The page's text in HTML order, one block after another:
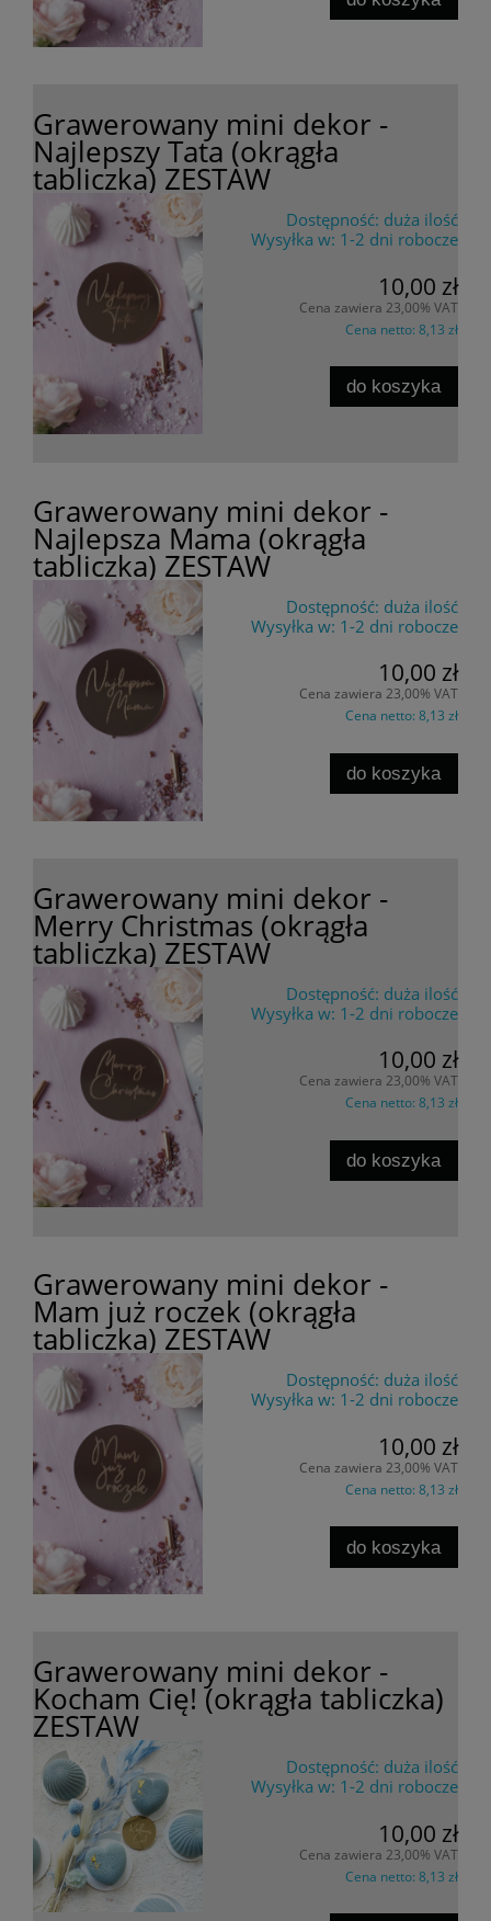
Grawerowany mini dekor -
Najlepszy Tata (okrągła
tabliczka) ZESTAW
Dostępność: duża ilość
Wysyłka w: 1-2 dni robocze
10,00 zł
Cena zawiera 23,00% VAT
Cena netto: 8,13 zł
do koszyka
Grawerowany mini dekor -
Najlepsza Mama (okrągła
tabliczka) ZESTAW
Dostępność: duża ilość
Wysyłka w: 1-2 dni robocze
10,00 zł
Cena zawiera 23,00% VAT
Cena netto: 8,13 zł
do koszyka
Grawerowany mini dekor -
Merry Christmas (okrągła
tabliczka) ZESTAW
Dostępność: duża ilość
Wysyłka w: 1-2 dni robocze
10,00 zł
Cena zawiera 23,00% VAT
Cena netto: 8,13 zł
do koszyka
Grawerowany mini dekor -
Mam już roczek (okrągła
tabliczka) ZESTAW
Dostępność: duża ilość
Wysyłka w: 1-2 dni robocze
10,00 zł
Cena zawiera 23,00% VAT
Cena netto: 8,13 zł
do koszyka
Grawerowany mini dekor -
Kocham Cię! (okrągła tabliczka)
ZESTAW
Dostępność: duża ilość
Wysyłka w: 1-2 dni robocze
10,00 zł
Cena zawiera 23,00% VAT
Cena netto: 8,13 zł